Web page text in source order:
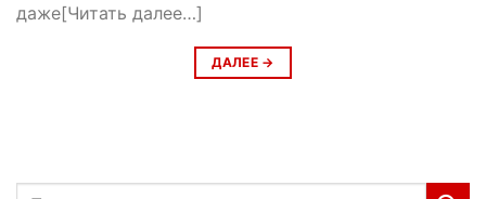
даже[Читать далее…]
ДАЛЕЕ →